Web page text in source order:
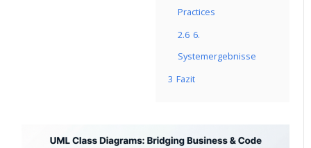
Practices
2.6 6.
Systemergebnisse
3 Fazit